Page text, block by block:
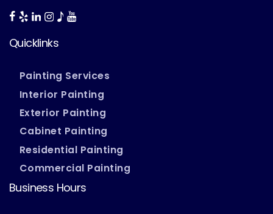
Quicklinks
Painting Services
Interior Painting
Exterior Painting
Cabinet Painting
Residential Painting
Commercial Painting
Business Hours